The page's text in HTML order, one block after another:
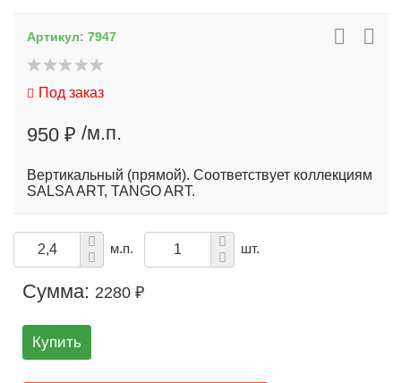
Артикул: 7947
Под заказ
950 ₽ /м.п.
Вертикальный (прямой). Соответствует коллекциям
SALSA ART, TANGO ART.
м.п. шт.
Сумма: 2280 ₽
Купить